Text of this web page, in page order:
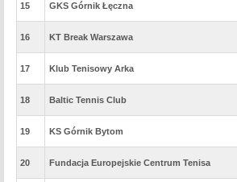
15 GKS Górnik Łęczna
16 KT Break Warszawa
17 Klub Tenisowy Arka
18 Baltic Tennis Club
19 KS Górnik Bytom
20 Fundacja Europejskie Centrum Tenisa